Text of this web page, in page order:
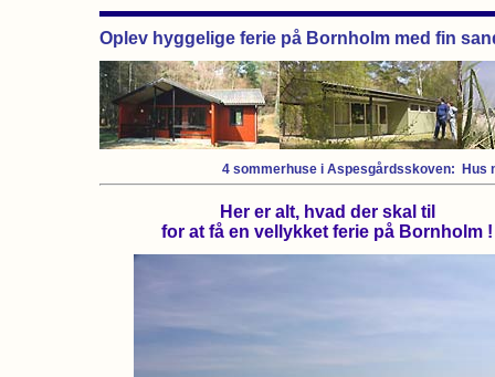
Oplev hyggelige ferie på Bornholm med fin
4 sommerhuse i Aspesgårdsskoven: Hus
Her er alt, hvad der skal til
for at få en vellykket ferie på Bornholm !